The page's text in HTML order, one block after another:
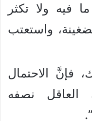
فيه ولا تكثر
واستعتب
فإنَّ الاحتمال
العاقل نصفه